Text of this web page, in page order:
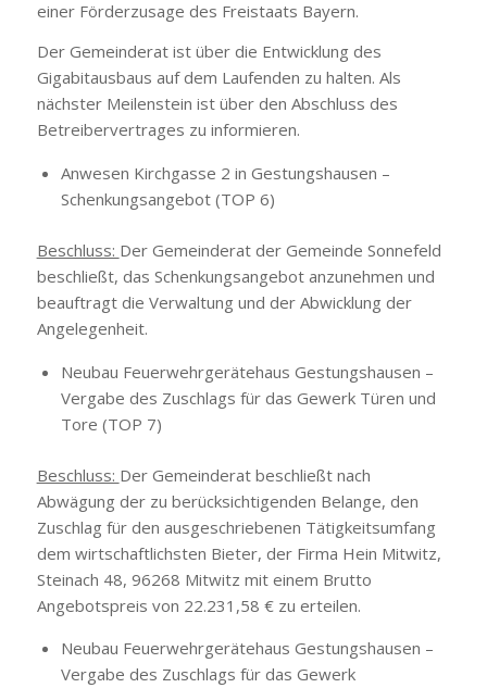
einer Förderzusage des Freistaats Bayern.
Der Gemeinderat ist über die Entwicklung des
Gigabitausbaus auf dem Laufenden zu halten. Als
nächster Meilenstein ist über den Abschluss des
Betreibervertrages zu informieren.
Anwesen Kirchgasse 2 in Gestungshausen –
Schenkungsangebot (TOP 6)
Beschluss: Der Gemeinderat der Gemeinde Sonnefeld
beschließt, das Schenkungsangebot anzunehmen und
beauftragt die Verwaltung und der Abwicklung der
Angelegenheit.
Neubau Feuerwehrgerätehaus Gestungshausen –
Vergabe des Zuschlags für das Gewerk Türen und
Tore (TOP 7)
Beschluss: Der Gemeinderat beschließt nach
Abwägung der zu berücksichtigenden Belange, den
Zuschlag für den ausgeschriebenen Tätigkeitsumfang
dem wirtschaftlichsten Bieter, der Firma Hein Mitwitz,
Steinach 48, 96268 Mitwitz mit einem Brutto
Angebotspreis von 22.231,58 € zu erteilen.
Neubau Feuerwehrgerätehaus Gestungshausen –
Vergabe des Zuschlags für das Gewerk